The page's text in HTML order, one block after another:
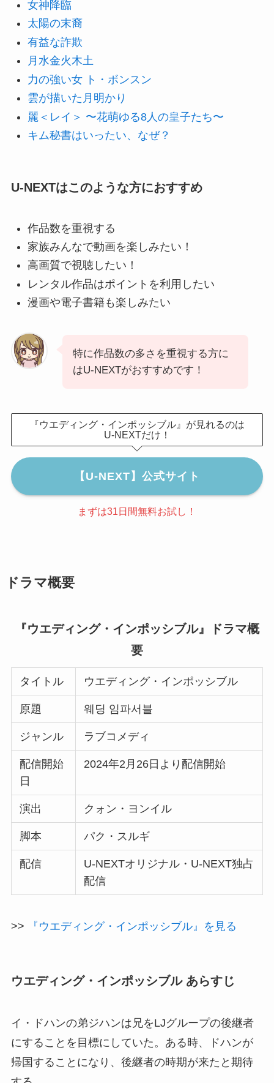
女神降臨
太陽の末裔
有益な詐欺
月水金火木土
力の強い女 ト・ボンスン
雲が描いた月明かり
麗＜レイ＞ 〜花萌ゆる8人の皇子たち〜
キム秘書はいったい、なぜ？
U-NEXTはこのような方におすすめ
作品数を重視する
家族みんなで動画を楽しみたい！
高画質で視聴したい！
レンタル作品はポイントを利用したい
漫画や電子書籍も楽しみたい
特に作品数の多さを重視する方に
はU-NEXTがおすすめです！
『ウエディング・インポッシブル』が見れるのは
U-NEXTだけ！
【U-NEXT】公式サイト
まずは31日間無料お試し！
ドラマ概要
『ウエディング・インポッシブル』ドラマ概
要
タイトル ウエディング・インポッシブル
原題 웨딩 임파서블
ジャンル ラブコメディ
配信開始
日
2024年2月26日より配信開始
演出 クォン・ヨンイル
脚本 パク・スルギ
配信
U-NEXTオリジナル・U-NEXT独占
配信
>> 『ウエディング・インポッシブル』を見る
ウエディング・インポッシブル あらすじ
イ・ドハンの弟ジハンは兄をLJグループの後継者
にすることを目標にしていた。ある時、ドハンが
帰国することになり、後継者の時期が来たと期待